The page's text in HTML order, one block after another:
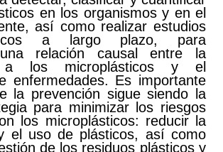
en los organismos y en el
así como realizar estudios
a largo plazo, para
relación causal entre la
a los microplásticos y el
enfermedades. Es importante
la prevención sigue siendo la
para minimizar los riesgos
los microplásticos: reducir la
el uso de plásticos, así como
de los residuos plásticos y